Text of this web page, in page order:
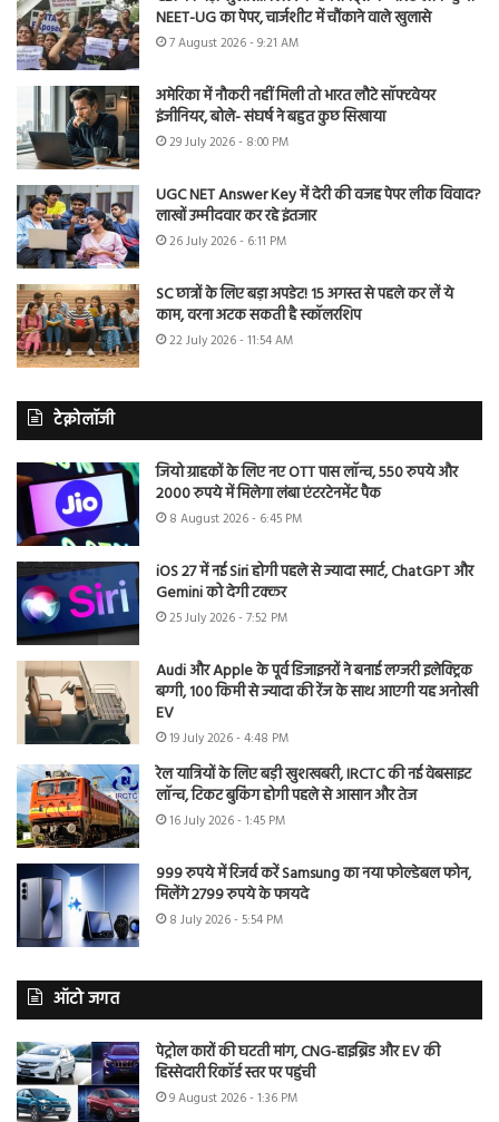
NEET-UG का पेपर, चार्जशीट में चौंकाने वाले खुलासे
7 August 2026 - 9:21 AM
अमेरिका में नौकरी नहीं मिली तो भारत लौटे सॉफ्टवेयर
इंजीनियर, बोले- संघर्ष ने बहुत कुछ सिखाया
29 July 2026 - 8:00 PM
UGC NET Answer Key में देरी की वजह पेपर लीक विवाद?
लाखों उम्मीदवार कर रहे इंतजार
26 July 2026 - 6:11 PM
SC छात्रों के लिए बड़ा अपडेट! 15 अगस्त से पहले कर लें ये
काम, वरना अटक सकती है स्कॉलरशिप
22 July 2026 - 11:54 AM
टेक्नोलॉजी
जियो ग्राहकों के लिए नए OTT पास लॉन्च, 550 रुपये और
2000 रुपये में मिलेगा लंबा एंटरटेनमेंट पैक
8 August 2026 - 6:45 PM
iOS 27 में नई Siri होगी पहले से ज्यादा स्मार्ट, ChatGPT और
Gemini को देगी टक्कर
25 July 2026 - 7:52 PM
Audi और Apple के पूर्व डिजाइनरों ने बनाई लग्जरी इलेक्ट्रिक
बग्गी, 100 किमी से ज्यादा की रेंज के साथ आएगी यह अनोखी
EV
19 July 2026 - 4:48 PM
रेल यात्रियों के लिए बड़ी खुशखबरी, IRCTC की नई वेबसाइट
लॉन्च, टिकट बुकिंग होगी पहले से आसान और तेज
16 July 2026 - 1:45 PM
999 रुपये में रिजर्व करें Samsung का नया फोल्डेबल फोन,
मिलेंगे 2799 रुपये के फायदे
8 July 2026 - 5:54 PM
ऑटो जगत
पेट्रोल कारों की घटती मांग, CNG-हाइब्रिड और EV की
हिस्सेदारी रिकॉर्ड स्तर पर पहुंची
9 August 2026 - 1:36 PM